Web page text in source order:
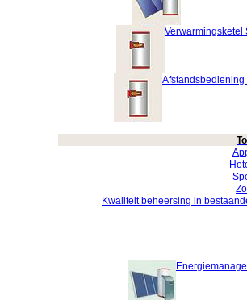
Verwarmingsketel
Afstandsbediening
Kwaliteit beheersing in